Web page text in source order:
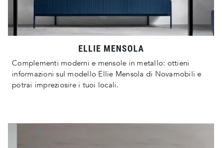
ELLIE MENSOLA
Complementi moderni e mensole in metallo: ottieni
informazioni sul modello Ellie Mensola di Novamobili e
potrai impreziosire i tuoi locali.